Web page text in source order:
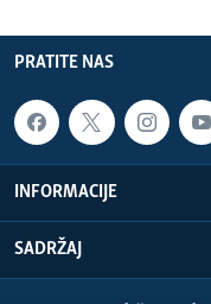
PRATITE NAS
INFORMACIJE
SADRŽAJ